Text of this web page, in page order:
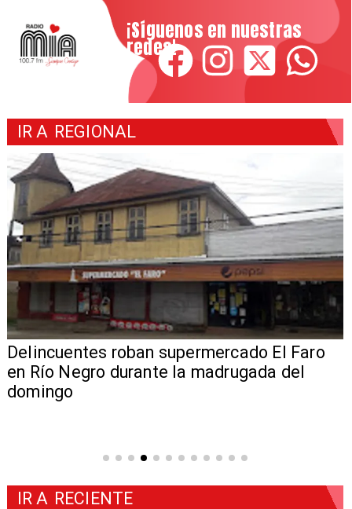
¡Síguenos en nuestras
redes!
IR A REGIONAL
Delincuentes roban supermercado El Faro
en Río Negro durante la madrugada del
domingo
IR A RECIENTE